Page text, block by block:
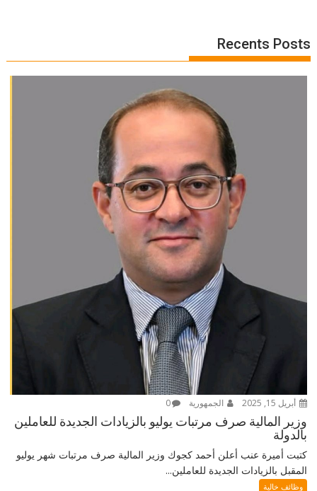
Recents Posts
أبريل 15, 2025 الجمهورية 0
وزير المالية صرف مرتبات يوليو بالزيادات الجديدة للعاملين
بالدولة
كتبت أميرة عنب أعلن أحمد كجوك وزير المالية صرف مرتبات شهر يوليو
المقبل بالزيادات الجديدة للعاملين...
وظائف خالية